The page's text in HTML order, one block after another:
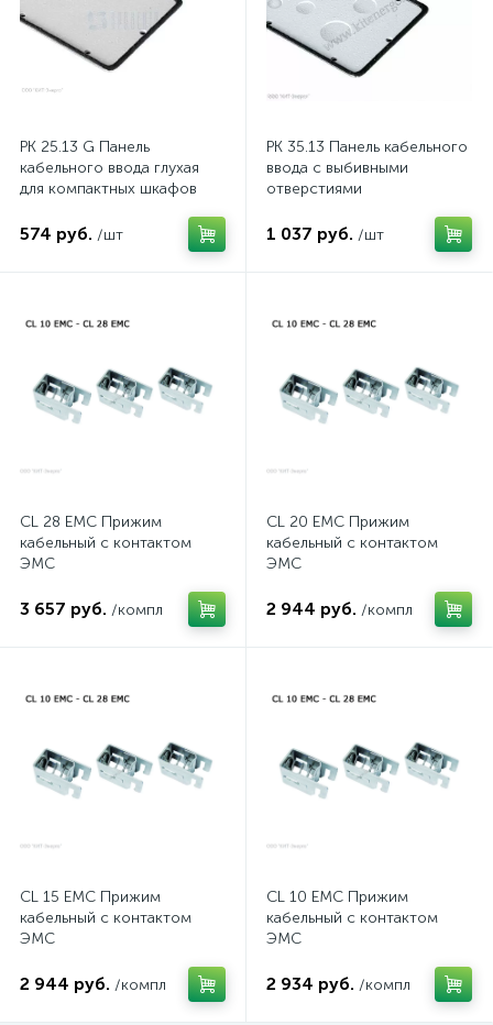
PK 25.13 G Панель
кабельного ввода глухая
для компактных шкафов
574 руб. /шт
PK 35.13 Панель кабельного
ввода с выбивными
отверстиями
1 037 руб. /шт
CL 28 EMC Прижим
кабельный с контактом
ЭМС
3 657 руб. /компл
CL 20 EMC Прижим
кабельный с контактом
ЭМС
2 944 руб. /компл
CL 15 EMC Прижим
кабельный с контактом
ЭМС
2 944 руб. /компл
CL 10 EMC Прижим
кабельный с контактом
ЭМС
2 934 руб. /компл